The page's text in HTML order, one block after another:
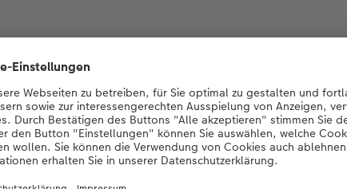
Konfigurator wird geladen...